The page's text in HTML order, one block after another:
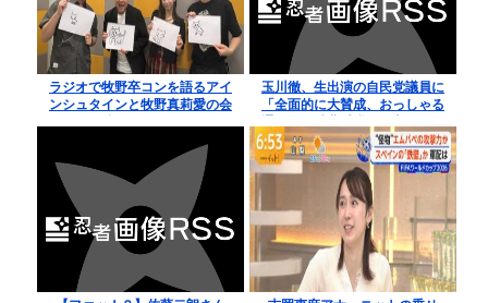
ラジオで牧野卒コンを語るアイ
ンシュタインと牧野真莉愛の会
玉川徹、生出演の自民党議員に
「全面的に大賛成、おっしゃる
り